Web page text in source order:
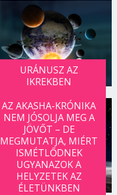
URÁNUSZ AZ
IKREKBEN
AZ AKASHA-KRÓNIKA
NEM JÓSOLJA MEG A
JÖVŐT – DE
MEGMUTATJA, MIÉRT
ISMÉTLŐDNEK
UGYANAZOK A
HELYZETEK AZ
ÉLETÜNKBEN